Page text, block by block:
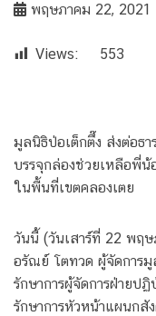
พฤษภาคม 22, 2021
Views: 553
มูลนิธิป่อเต็กตึ๊ง ส่งต่อธา
บรรจุกล่องช่วยเหลือพี่น้
ในพื้นที่เขตคลองเตย
วันนี้ (วันเสาร์ที่ 22 พฤ
อรัณย์ โตทวด ผู้จัดการ
รักษาการผู้จัดการฝ่ายป
รักษาการหัวหน้าแผนกสั